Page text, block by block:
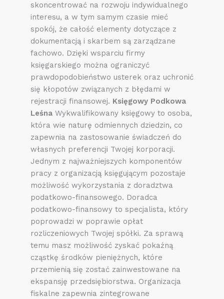
skoncentrować na rozwoju indywidualnego
interesu, a w tym samym czasie mieć
spokój, że całość elementy dotyczące z
dokumentacją i skarbem są zarządzane
fachowo. Dzięki wsparciu firmy
księgarskiego można ograniczyć
prawdopodobieństwo usterek oraz uchronić
się kłopotów związanych z błędami w
rejestracji finansowej. Księgowy Podkowa
Leśna Wykwalifikowany księgowy to osoba,
która wie naturę odmiennych dziedzin, co
zapewnia na zastosowanie świadczeń do
własnych preferencji Twojej korporacji.
Jednym z najważniejszych komponentów
pracy z organizacją księgującym pozostaje
możliwość wykorzystania z doradztwa
podatkowo-finansowego. Doradca
podatkowo-finansowy to specjalista, który
poprowadzi w poprawie opłat
rozliczeniowych Twojej spółki. Za sprawą
temu masz możliwość zyskać pokaźną
cząstkę środków pieniężnych, które
przemienią się zostać zainwestowane na
ekspansję przedsiębiorstwa. Organizacja
fiskalne zapewnia zintegrowane